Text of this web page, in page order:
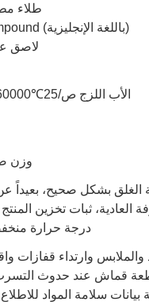
طلاء
UV المعالجة Potting Compound (باللغة الإنجليزية)
لاصق
الأب اللزج ص/25℃60000-90000 (باللغة الإنجليزية)
وزن
بشكل صحيح، بعيداً
تخزين المنتج لمدة 12 شهراً على
درجة حرارة
وارتداء قفازات
قماش عند حدوث التسرب
سلامة المواد للاطلاع